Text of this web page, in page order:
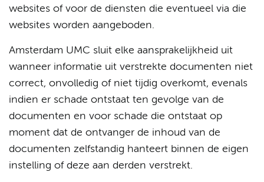
websites of voor de diensten die eventueel via die
websites worden aangeboden.
Amsterdam UMC sluit elke aansprakelijkheid uit
wanneer informatie uit verstrekte documenten niet
correct, onvolledig of niet tijdig overkomt, evenals
indien er schade ontstaat ten gevolge van de
documenten en voor schade die ontstaat op
moment dat de ontvanger de inhoud van de
documenten zelfstandig hanteert binnen de eigen
instelling of deze aan derden verstrekt.